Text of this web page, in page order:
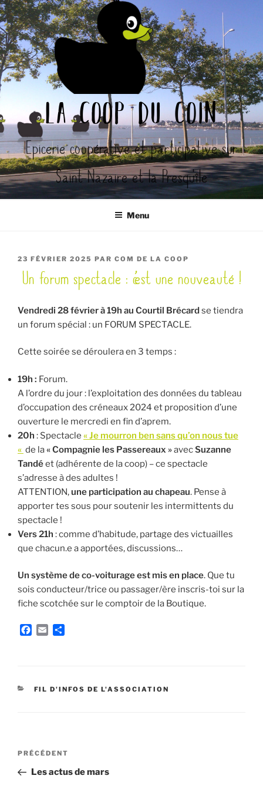
Aller
au
contenu
principal
la coop du coin
Epicerie coopérative et participative sur
Saint-Nazaire et la Presqu'île
Menu
PUBLIÉ
23 FÉVRIER 2025 PAR COM DE LA COOP
Un forum spectacle : c’est une nouveauté !
Vendredi 28 février à 19h au Courtil Brécardse tiendra
un forum spécial : un FORUM SPECTACLE.
Cette soirée se déroulera en 3 temps :
19h : Forum.
A l’ordre du jour : l’exploitation des données du tableau
d’occupation des créneaux 2024 et proposition d’une
ouverture le mercredi en fin d’aprem.
20h : Spectacle « Je mourron ben sans qu’on nous tue
« de la« Compagnie les Passereaux »avecSuzanne
Tandéet (adhérente de la coop) – ce spectacle
s’adresse à des adultes !
ATTENTION,une participation au chapeau. Pense à
apporter tes sous pour soutenir les intermittents du
spectacle !
Vers 21h : comme d’habitude, partage des victuailles
que chacun.e a apportées, discussions…
Un système de co-voiturage est mis en place. Que tu
sois conducteur/trice ou passager/ère inscris-toi sur la
fiche scotchée sur le comptoir de la Boutique.
o
g
CATÉGORIES
FIL D'INFOS DE L'ASSOCIATION
Navigation
de
Article
précédent
PRÉCÉDENT
Les actus de mars